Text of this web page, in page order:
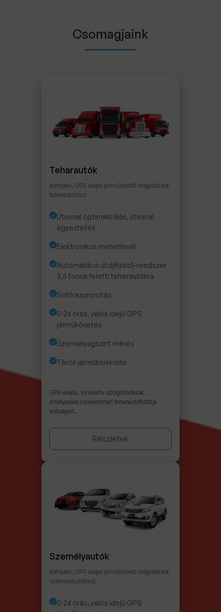
Csomagjaink
Teharautók
Komplex, GPS alapú járműkövető megoldások
teherautókhoz
Útvonal optimalizálás, útvonal
egyeztetés
Elektronikus menetlevél
Automatikus útdíjfizető-rendszer
3,5 tonna feletti teherautókra
Sofőrazonosítás
0-24 órás, valós idejű GPS
járműkövetés
Üzemanyagszint mérés
Távoli járműblokkolás
GPS-alapú, innovatív szolgáltatások,
amelyekkel csökkentheti teherautóflottája
költségeit.
Részletek
Személyautók
Komplex, GPS alapú járműkövető megoldások
személyautókhoz
0-24 órás, valós idejű GPS